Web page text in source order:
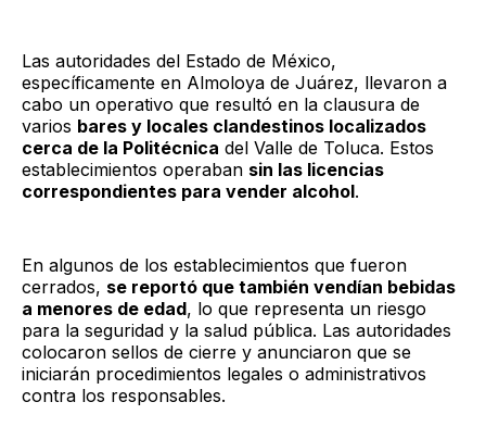
Las autoridades del Estado de México,
específicamente en Almoloya de Juárez, llevaron a
cabo un operativo que resultó en la clausura de
varios bares y locales clandestinos localizados
cerca de la Politécnica del Valle de Toluca. Estos
establecimientos operaban sin las licencias
correspondientes para vender alcohol.
En algunos de los establecimientos que fueron
cerrados, se reportó que también vendían bebidas
a menores de edad, lo que representa un riesgo
para la seguridad y la salud pública. Las autoridades
colocaron sellos de cierre y anunciaron que se
iniciarán procedimientos legales o administrativos
contra los responsables.​